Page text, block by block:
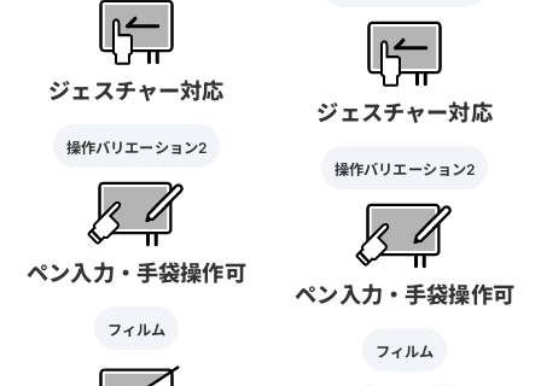
ジェスチャー対応
操作バリエーション2
ペン入力・手袋操作可
フィルム
ジェスチャー対応
操作バリエーション2
ペン入力・手袋操作可
フィルム